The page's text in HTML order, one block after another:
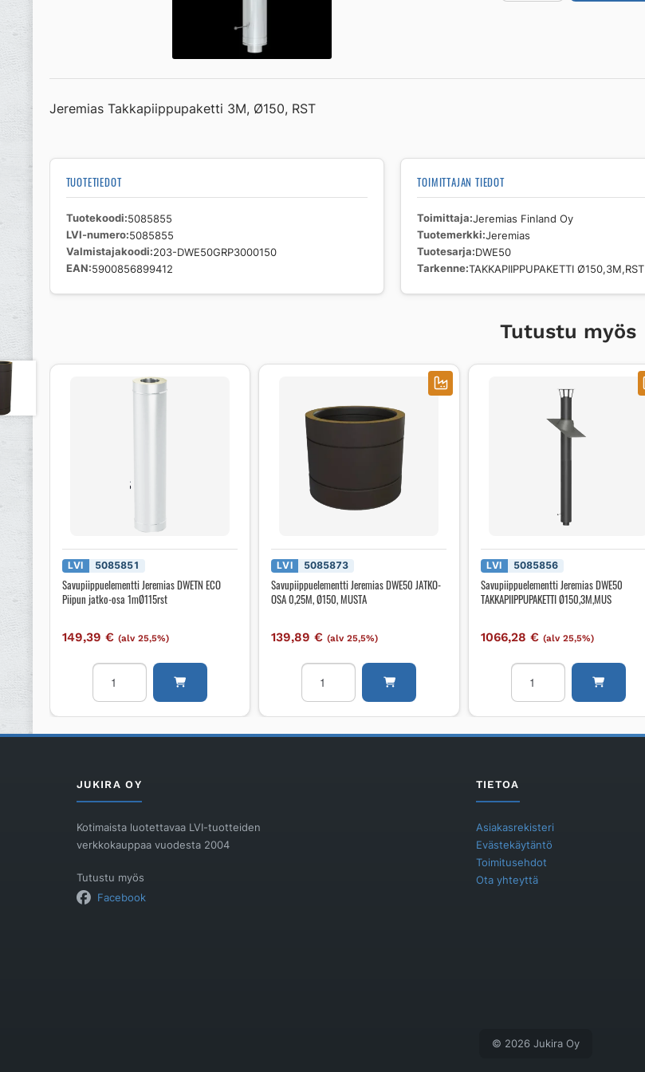
DWE50
Jeremias Takkapiippupaketti 3M, Ø150, RST
TUOTETIEDOT
Tuotekoodi 5085855
LVI-numero 5085855
Valmistajakoodi 203-DWE50GRP3000150
EAN 5900856899412
TOIMITTAJAN TIEDOT
Toimittaja Jeremias Finland Oy
Tuotemerkki Jeremias
Tuotesarja DWE50
Tarkenne TAKKAPIIPPUPAKETTI Ø150,3M,RST
Tutustu myös
LVI 5085851
Savupiippuelementti Jeremias DWETN ECO
Piipun jatko-osa 1mØ115rst
149,39€ (alv 25,5%)
Savupiippuelementti
Jeremias
DWETN
Piipun
LVI 5085873
Savupiippuelementti Jeremias DWE50 JATKO-
OSA 0,25M, Ø150, MUSTA
139,89€ (alv 25,5%)
Savupiippuelementti
Jeremias
DWE50
OSA
LVI 5085856
Savupiippuelementti Jeremias DWE50
TAKKAPIIPPUPAKETTI Ø150,3M,MUS
1066,28 € (alv 25,5%)
Savupiippuelementti
Jeremias
DWE50
Ø150,3M,MUS
JUKIRA OY
Kotimaista luotettavaa LVI-tuotteiden
verkkokauppaa vuodesta 2004
Tutustu myös
Facebook
TIETOA
Asiakasrekisteri
Evästekäytäntö
Toimitusehdot
Ota yhteyttä
© 2026 Jukira Oy